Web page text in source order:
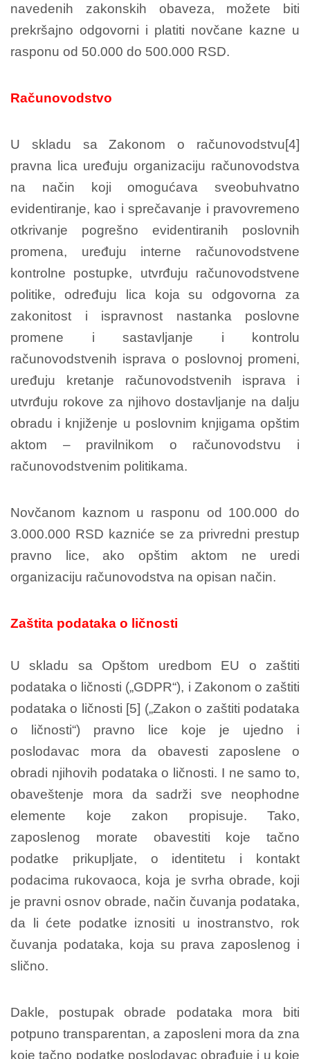
navedenih zakonskih obaveza, možete biti
prekršajno odgovorni i platiti novčane kazne u
rasponu od 50.000 do 500.000 RSD.
Računovodstvo
U skladu sa Zakonom o računovodstvu[4]
pravna lica uređuju organizaciju računovodstva
na način koji omogućava sveobuhvatno
evidentiranje, kao i sprečavanje i pravovremeno
otkrivanje pogrešno evidentiranih poslovnih
promena, uređuju interne računovodstvene
kontrolne postupke, utvrđuju računovodstvene
politike, određuju lica koja su odgovorna za
zakonitost i ispravnost nastanka poslovne
promene i sastavljanje i kontrolu
računovodstvenih isprava o poslovnoj promeni,
uređuju kretanje računovodstvenih isprava i
utvrđuju rokove za njihovo dostavljanje na dalju
obradu i knjiženje u poslovnim knjigama opštim
aktom – pravilnikom o računovodstvu i
računovodstvenim politikama.
Novčanom kaznom u rasponu od 100.000 do
3.000.000 RSD kazniće se za privredni prestup
pravno lice, ako opštim aktom ne uredi
organizaciju računovodstva na opisan način.
Zaštita podataka o ličnosti
U skladu sa Opštom uredbom EU o zaštiti
podataka o ličnosti („GDPR“), i Zakonom o zaštiti
podataka o ličnosti [5] („Zakon o zaštiti podataka
o ličnosti“) pravno lice koje je ujedno i
poslodavac mora da obavesti zaposlene o
obradi njihovih podataka o ličnosti. I ne samo to,
obaveštenje mora da sadrži sve neophodne
elemente koje zakon propisuje. Tako,
zaposlenog morate obavestiti koje tačno
podatke prikupljate, o identitetu i kontakt
podacima rukovaoca, koja je svrha obrade, koji
je pravni osnov obrade, način čuvanja podataka,
da li ćete podatke iznositi u inostranstvo, rok
čuvanja podataka, koja su prava zaposlenog i
slično.
Dakle, postupak obrade podataka mora biti
potpuno transparentan, a zaposleni mora da zna
koje tačno podatke poslodavac obrađuje i u koje